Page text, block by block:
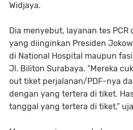
Widjaya.
Dia menyebut, layanan tes
yang diinginkan Presiden
di National Hospital maupun
Jl. Biliton Surabaya. “Mereka
out tiket perjalanan/PDF-nya
dengan yang tertera di tiket.
tanggal yang tertera di tiket,”